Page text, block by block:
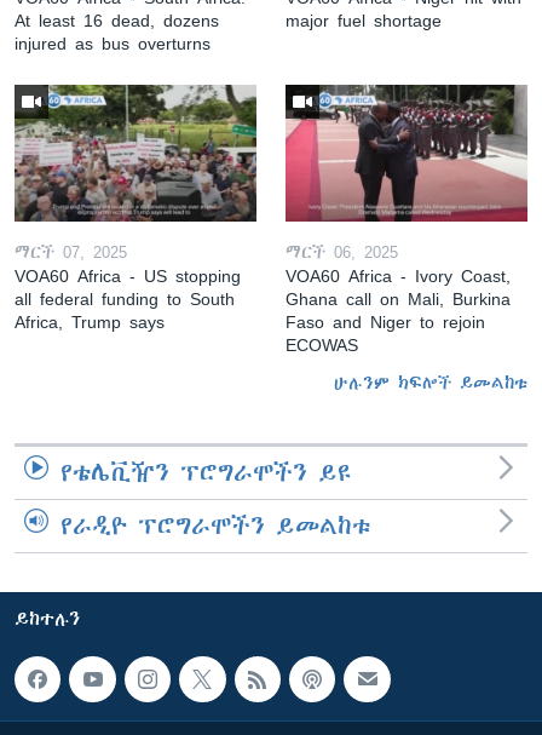
At least 16 dead, dozens
injured as bus overturns
major fuel shortage
ማርች 07, 2025
VOA60 Africa - US stopping
all federal funding to South
Africa, Trump says
ማርች 06, 2025
VOA60 Africa - Ivory Coast,
Ghana call on Mali, Burkina
Faso and Niger to rejoin
ECOWAS
ሁሉንም ክፍሎች ይመልከቱ
የቴሌቪዥን ፕሮግራሞችን ይዩ
የራዲዮ ፕሮግራሞችን ይመልከቱ
ይከተሉን